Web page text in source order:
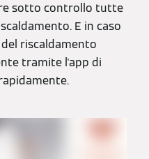
sotto controllo tutte
E in caso
riscaldamento
tramite l'app di